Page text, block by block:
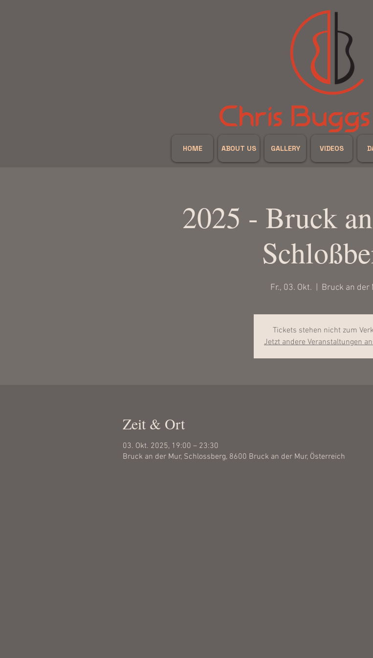
HOME ABOUT US GALLERY VIDEOS
2025 - Bruck
Fr., 03. Okt. Bruck an der
Tickets stehen nicht zum
Jetzt andere Veranstaltungen
Zeit & Ort
03. Okt. 2025, 19:00 – 23:30
Bruck an der Mur, Schlossberg, 8600 Bruck an der Mur, Österreich